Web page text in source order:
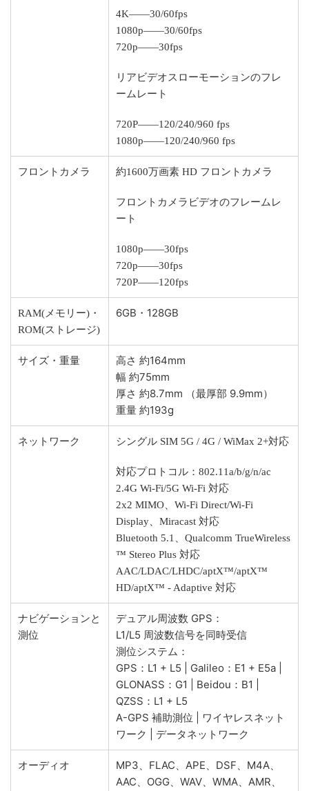
4K——30/60fps
1080p——30/60fps
720p——30fps
リアビデオスローモーションのフレ
ームレート
720P——120/240/960 fps
1080p——120/240/960 fps
フロントカメラ 約1600万画素 HD フロントカメラ
フロントカメラビデオのフレームレ
ート
1080p——30fps
720p——30fps
720P——120fps
RAM(メモリー)・
ROM(ストレージ)
6GB・128GB
サイズ・重量 高さ 約164mm
幅 約75mm
厚さ 約8.7mm （最厚部 9.9mm）
重量 約193g
ネットワーク シングル SIM 5G / 4G / WiMax 2+対応
対応プロトコル：802.11a/b/g/n/ac
2.4G Wi-Fi/5G Wi-Fi 対応
2x2 MIMO、Wi-Fi Direct/Wi-Fi
Display、Miracast 対応
Bluetooth 5.1、Qualcomm TrueWireless
™ Stereo Plus 対応
AAC/LDAC/LHDC/aptX™/aptX™
HD/aptX™ - Adaptive 対応
ナビゲーションと
測位
デュアル周波数 GPS：
L1/L5 周波数信号を同時受信
測位システム：
GPS：L1 + L5 | Galileo：E1 + E5a |
GLONASS：G1 | Beidou：B1 |
QZSS：L1 + L5
A-GPS 補助測位 | ワイヤレスネット
ワーク | データネットワーク
オーディオ
MP3、FLAC、APE、DSF、M4A、
AAC、OGG、WAV、WMA、AMR、